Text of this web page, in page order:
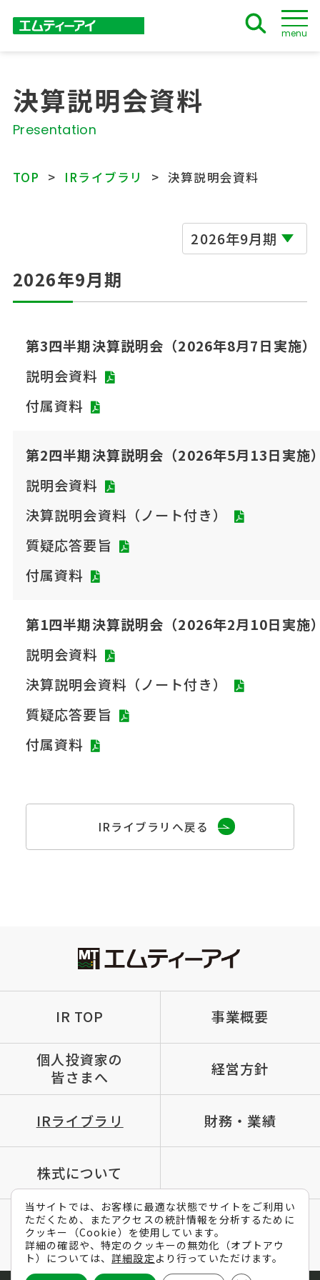
menu
決算説明会資料
Presentation
TOP IRライブラリ 決算説明会資料
2026年9月期
2026年9月期
第3四半期決算説明会（2026年8月7日実施）
説明会資料
付属資料
第2四半期決算説明会（2026年5月13日実施
説明会資料
決算説明会資料（ノート付き）
質疑応答要旨
付属資料
第1四半期決算説明会（2026年2月10日実施
説明会資料
決算説明会資料（ノート付き）
質疑応答要旨
付属資料
IRライブラリへ戻る
IR TOP 事業概要
個人投資家の
皆さまへ
経営方針
IRライブラリ 財務・業績
株式について
IRポリシー 免責条項
よくあるご質問
メールマガジン
当サイトでは、お客様に最適な状態でサイトをご利用い
ただくため、またアクセスの統計情報を分析するために
クッキー（Cookie）を使用しています。
詳細の確認や、特定のクッキーの無効化（オプトアウ
ト）については、詳細設定 より行っていただけます。